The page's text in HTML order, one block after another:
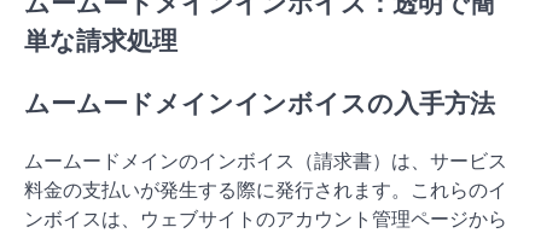
単な請求処理
ムームードメインインボイスの入手方法
ムームードメインのインボイス（請求書）は、サービス
料金の支払いが発生する際に発行されます。これらのイ
ンボイスは、ウェブサイトのアカウント管理ページから